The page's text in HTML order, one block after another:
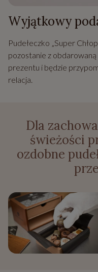
Wyjątkowy
Pudełeczko „Super
pozostanie z
prezentu i będzie
relacja.
Dla
świeżości
ozdobne